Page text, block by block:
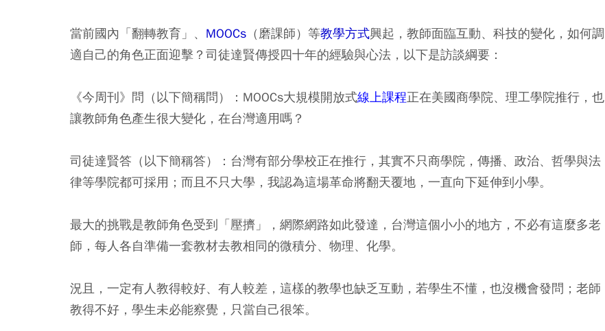
當前國內「翻轉教育」、 MOOCs （磨課師）等教學方式興起，教師面臨互動、科技的變化，如何調
適自己的角色正面迎擊？司徒達賢傳授四十年的經驗與心法，以下是訪談綱要：
《今周刊》問（以下簡稱問）：MOOCs大規模開放式線上課程正在美國商學院、理工學院推行，也
讓教師角色產生很大變化，在台灣適用嗎？
司徒達賢答（以下簡稱答）：台灣有部分學校正在推行，其實不只商學院，傳播、政治、哲學與法
律等學院都可採用；而且不只大學，我認為這場革命將翻天覆地，一直向下延伸到小學。
最大的挑戰是教師角色受到「壓擠」，網際網路如此發達，台灣這個小小的地方，不必有這麼多老
師，每人各自準備一套教材去教相同的微積分、物理、化學。
況且，一定有人教得較好、有人較差，這樣的教學也缺乏互動，若學生不懂，也沒機會發問；老師
教得不好，學生未必能察覺，只當自己很笨。